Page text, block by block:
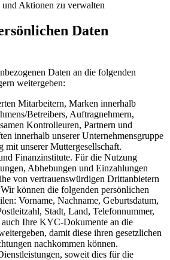
und Aktionen zu verwalten
Daten
Daten an die folgenden
weitergeben:
Mitarbeitern, Marken innerhalb
Betreibers, Auftragnehmern,
Kontrolleuren, Partnern und
innerhalb unserer Unternehmensgruppe
mit unserer Muttergesellschaft.
Finanzinstitute. Für die Nutzung
Abhebungen und Einzahlungen
von vertrauenswürdigen Drittanbietern
können die folgenden persönlichen
Vorname, Nachname, Geburtsdatum,
Stadt, Land, Telefonnummer,
Ihre KYC-Dokumente an die
damit diese ihren gesetzlichen
nachkommen können.
soweit dies für die